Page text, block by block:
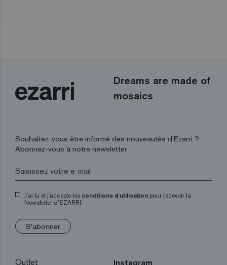
Dreams are made of
mosaics
Souhaitez-vous être informé des nouveautés d’Ezarri ?
Abonnez-vous à notre newsletter
J'ai lu et j'accepte les conditions d'utilisation pour recevoir la
Newsletter d’EZARRI.
S'abonner
Outlet Instagram